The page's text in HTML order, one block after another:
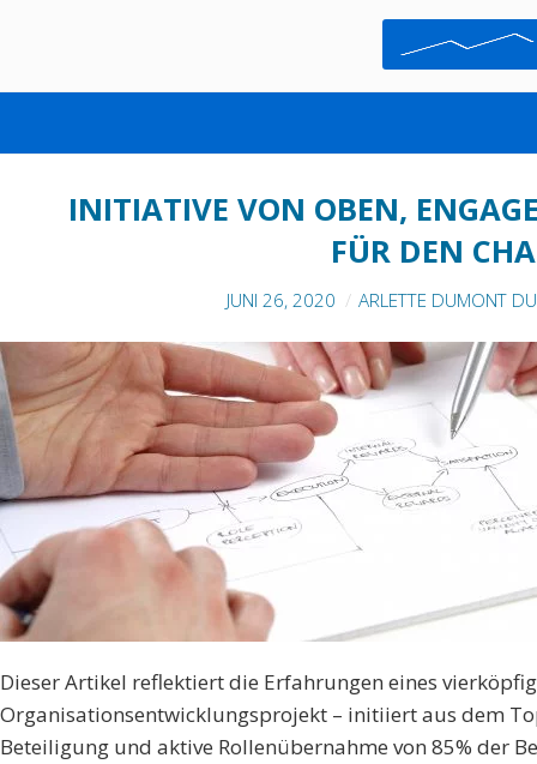
INITIATIVE VON OBEN,
FÜR DEN
JUNI 26, 2020 ARLETTE DUMONT
Dieser Artikel reflektiert die Erfahrungen eines
Organisationsentwicklungsprojekt – initiiert aus dem
Beteiligung und aktive Rollenübernahme von 85% der